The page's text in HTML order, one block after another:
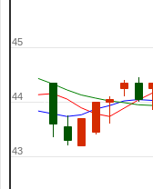
43
44
45